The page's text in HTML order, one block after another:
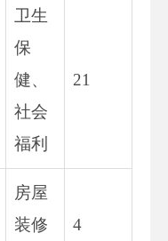
卫生
保
健、
社会
福利
21
房屋
装修
4